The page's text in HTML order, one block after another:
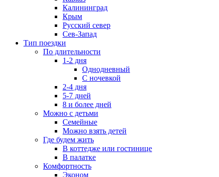
Калининград
Крым
Русский север
Сев-Запад
Тип поездки
По длительности
1-2 дня
Однодневный
С ночевкой
2-4 дня
5-7 дней
8 и более дней
Можно с детьми
Семейные
Можно взять детей
Где будем жить
В коттедже или гостинице
В палатке
Комфортность
Эконом